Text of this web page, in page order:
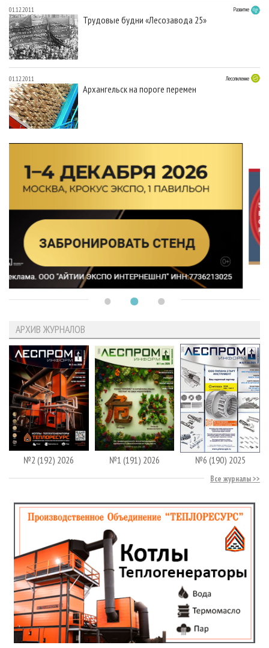
01.12.2011 Развитие
Трудовые будни «Лесозавода 25»
01.12.2011 Лесопиление
Архангельск на пороге перемен
АРХИВ ЖУРНАЛОВ
№2 (192) 2026 №1 (191) 2026 №6 (190) 2025
Все журналы